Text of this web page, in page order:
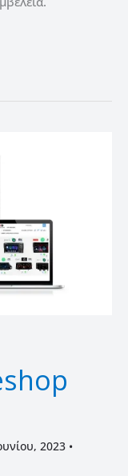
2023 •